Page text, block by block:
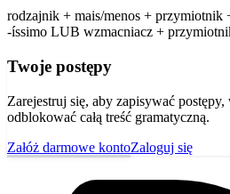
rodzajnik + mais/menos +
-íssimo LUB wzmacniacz +
Twoje postępy
Zarejestruj się, aby zapisywać
odblokować całą treść gramatyczną.
Załóż darmowe kontoZaloguj się